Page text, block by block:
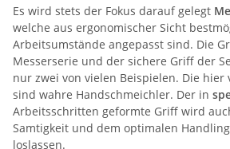
Es wird stets der Fokus darauf gelegt
welche aus ergonomischer Sicht
Arbeitsumstände angepasst sind. Die
Messerserie und der sichere Griff der
nur zwei von vielen Beispielen. Die hier
sind wahre Handschmeichler. Der in
Arbeitsschritten geformte Griff wird
Samtigkeit und dem optimalen
loslassen.